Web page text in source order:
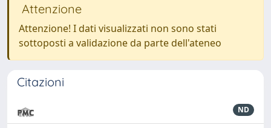
Attenzione
Attenzione! I dati visualizzati non sono stati
sottoposti a validazione da parte dell'ateneo
Citazioni
ND